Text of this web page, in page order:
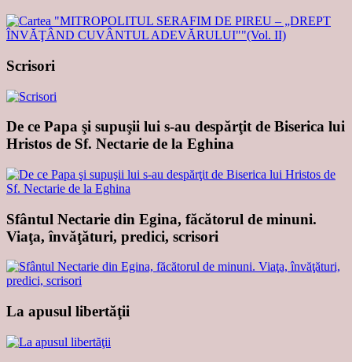
Scrisori
De ce Papa şi supuşii lui s-au despărţit de Biserica lui
Hristos de Sf. Nectarie de la Eghina
Sfântul Nectarie din Egina, făcătorul de minuni.
Viaţa, învăţături, predici, scrisori
La apusul libertăţii